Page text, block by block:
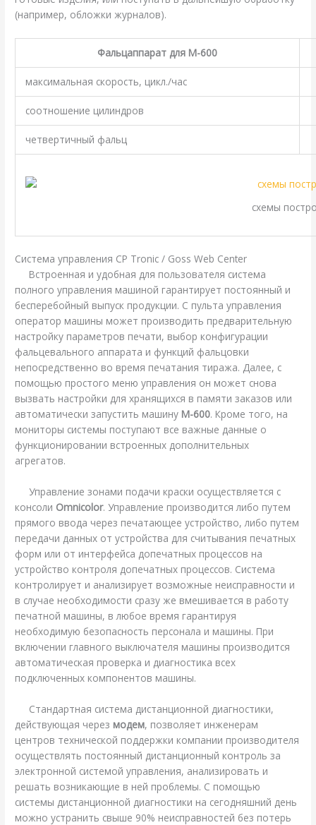
(например, обложки журналов).
Фальцаппарат для M-600
максимальная скорость, цикл./час
соотношение цилиндров
четвертичный фальц
схемы
Система управления CP Tronic / Goss Web Center
Встроенная и удобная для пользователя система
полного управления машиной гарантирует постоянный и
бесперебойный выпуск продукции. С пульта управления
оператор машины может производить предварительную
настройку параметров печати, выбор конфигурации
фальцевального аппарата и функций фальцовки
непосредственно во время печатания тиража. Далее, с
помощью простого меню управления он может снова
вызвать настройки для хранящихся в памяти заказов или
автоматически запустить машину M-600. Кроме того, на
мониторы системы поступают все важные данные о
функционировании встроенных дополнительных
агрегатов.
Управление зонами подачи краски осуществляется с
консоли Omnicolor. Управление производится либо путем
прямого ввода через печатающее устройство, либо путем
передачи данных от устройства для считывания печатных
форм или от интерфейса допечатных процессов на
устройство контроля допечатных процессов. Система
контролирует и анализирует возможные неисправности и
в случае необходимости сразу же вмешивается в работу
печатной машины, в любое время гарантируя
необходимую безопасность персонала и машины. При
включении главного выключателя машины производится
автоматическая проверка и диагностика всех
подключенных компонентов машины.
Стандартная система дистанционной диагностики,
действующая через модем, позволяет инженерам
центров технической поддержки компании производителя
осуществлять постоянный дистанционный контроль за
электронной системой управления, анализировать и
решать возникающие в ней проблемы. С помощью
системы дистанционной диагностики на сегодняшний день
можно устранить свыше 90% неисправностей без потерь